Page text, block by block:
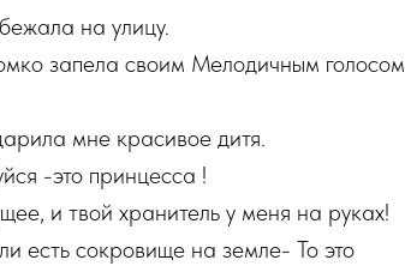
на улицу.
запела своим Мелодичным голосом
мне красивое дитя.
-это принцесса !
и твой хранитель у меня на руках!
есть сокровище на земле- То это